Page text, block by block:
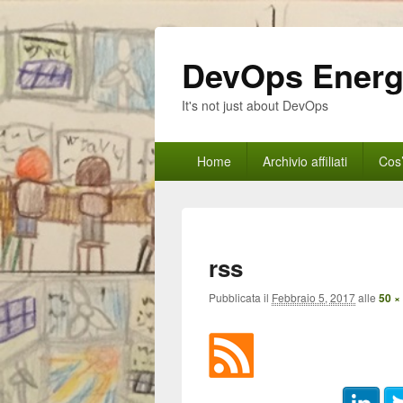
DevOps
It's not just about DevOps
Menu
principaleHome Archivio affiliati
rss
Pubblicata il Febbraio 5, 2017alle 50 ×